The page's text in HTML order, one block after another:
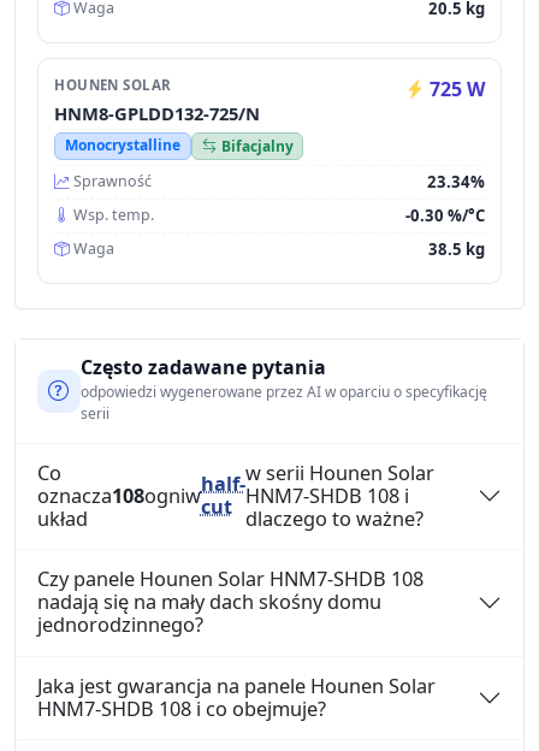
Waga 20.5 kg
HOUNEN SOLAR 725 W
HNM8-GPLDD132-725/N
Monocrystalline
Bifacjalny
Sprawność
23.34%
Wsp. temp. -0.30 %/°C
Waga 38.5 kg
Często zadawane pytania
odpowiedzi wygenerowane przez AI w oparciu o specyfikację
serii
Co
oznacza
układ
108ogniwhalf-
cut
w serii Hounen Solar
HNM7-SHDB 108 i
dlaczego to ważne?
Czy panele Hounen Solar HNM7-SHDB 108
nadają się na mały dach skośny domu
jednorodzinnego?
Jaka jest gwarancja na panele Hounen Solar
HNM7-SHDB 108 i co obejmuje?